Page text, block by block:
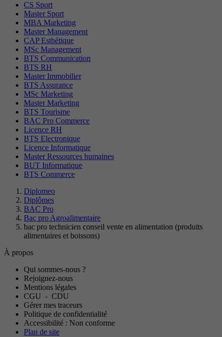
CS Sport
Master Sport
MBA Marketing
Master Management
CAP Esthétique
MSc Management
BTS Communication
BTS RH
Master Immobilier
BTS Assurance
MSc Marketing
Master Marketing
BTS Tourisme
BAC Pro Commerce
Licence RH
BTS Electronique
Licence Informatique
Master Ressources humaines
BUT Informatique
BTS Commerce
Diplomeo
Diplômes
BAC Pro
Bac pro Agroalimentaire
bac pro technicien conseil vente en alimentation (produits
alimentaires et boissons)
À propos
Qui sommes-nous ?
Rejoignez-nous
Mentions légales
CGU - CDU
Gérer mes traceurs
Politique de confidentialité
Accessibilité : Non conforme
Plan de site